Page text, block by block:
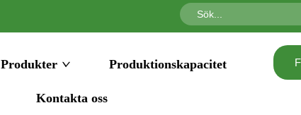
Produkter Produktionskapacitet
Kontakta oss